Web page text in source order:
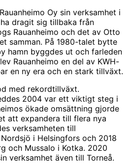
Oy sin verksamhet i
dragit sig tillbaka från
Rauanheimo och det av Otto
samman. På 1980-talet bytte
hamn byggdes ut och farleden
Rauanheimo en del av KWH-
en ny era och en stark tillväxt.
med rekordtillväxt.
2004 var ett viktigt steg i
ökade omsättning gjorde
att expandera till flera nya
verksamheten till
i Helsingfors och 2018
och Mussalo i Kotka. 2020
verksamhet även till Torneå.